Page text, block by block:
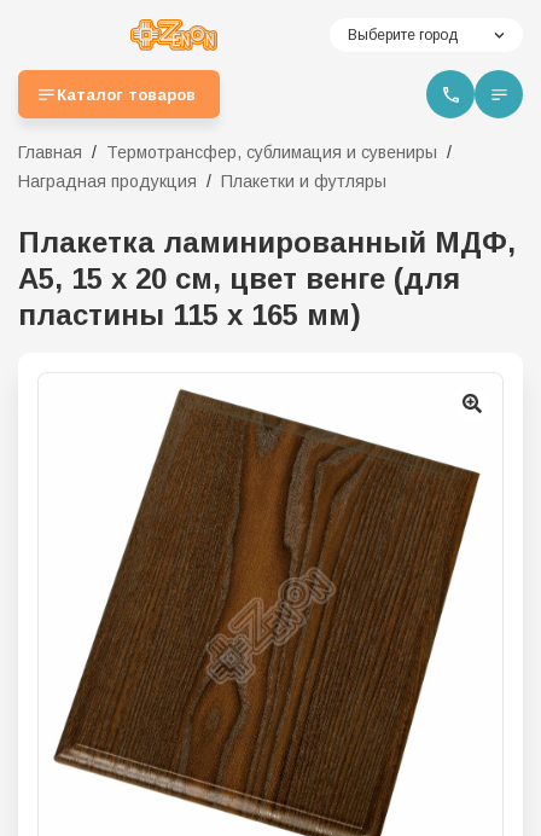
Выберите город
Каталог товаров
Главная
Термотрансфер, сублимация и сувениры
Наградная продукция
Плакетки и футляры
Плакетка ламинированный МДФ,
А5, 15 х 20 см, цвет венге (для
пластины 115 х 165 мм)